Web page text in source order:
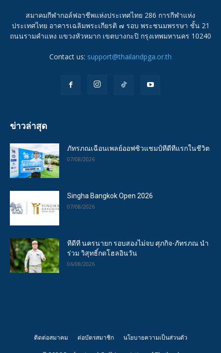
สมาคมกีฬากอล์ฟอาชีพแห่งประเทศไทย 286 การกีฬาแห่ง
ประเทศไทย อาคารเฉลิมพระเกียรติ ๗ รอบ พระชนมพรรษา ชั้น 21
ถนนรามคำแหง แขวงหัวหมาก เขตบางกะปิ กรุงเทพมหานคร 10240
Contact us: support@thailandpga.or.th
ข่าวล่าสุด
ภัทรภณเฉือนเพลย์ออฟซิวแชมป์ทีดีทีแรกในชีวิต
07/08/2026
Singha Bangkok Open 2026
07/08/2026
ทีดีที นครนายก รอบสองไม่จบ ศุภกิจ-ภัทรภณ นำ
ร่วม วิสุทธิ์กดโฮลอินวัน
06/08/2026
ติดต่อสมาคม ต่อบัตรสมาชิก นโยบายความเป็นส่วนตัว